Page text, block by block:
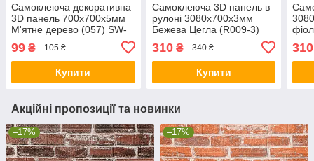
Самоклеюча декоративна
3D панель 700x700x5мм
М'ятне дерево (057) SW-
99 ₴ 105 ₴
Купити
Самоклеюча 3D панель в
рулоні 3080x700x3мм
Бежева Цегла (R009-3)
310₴ 340 ₴
Купити
310
Акційні пропозиції та новинки
–17% –17%